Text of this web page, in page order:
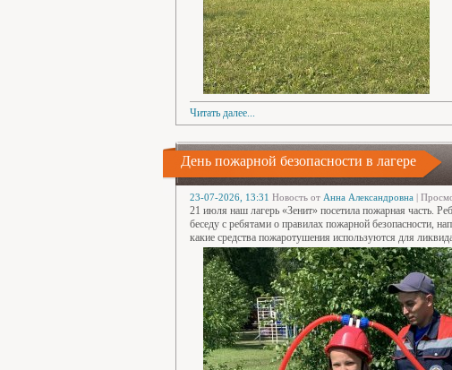
Читать далее...
День пожарной безопасности в лагере
23-07-2026, 13:31 Новость от Анна Александровна |
21 июля наш лагерь «Зенит» посетила пожарная часть.
беседу с ребятами о правилах пожарной безопасности,
какие средства пожаротушения используются для